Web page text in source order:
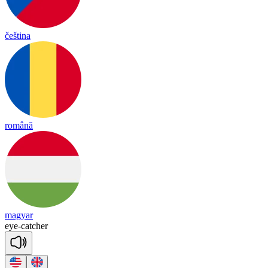
čeština
română
magyar
eye-catcher